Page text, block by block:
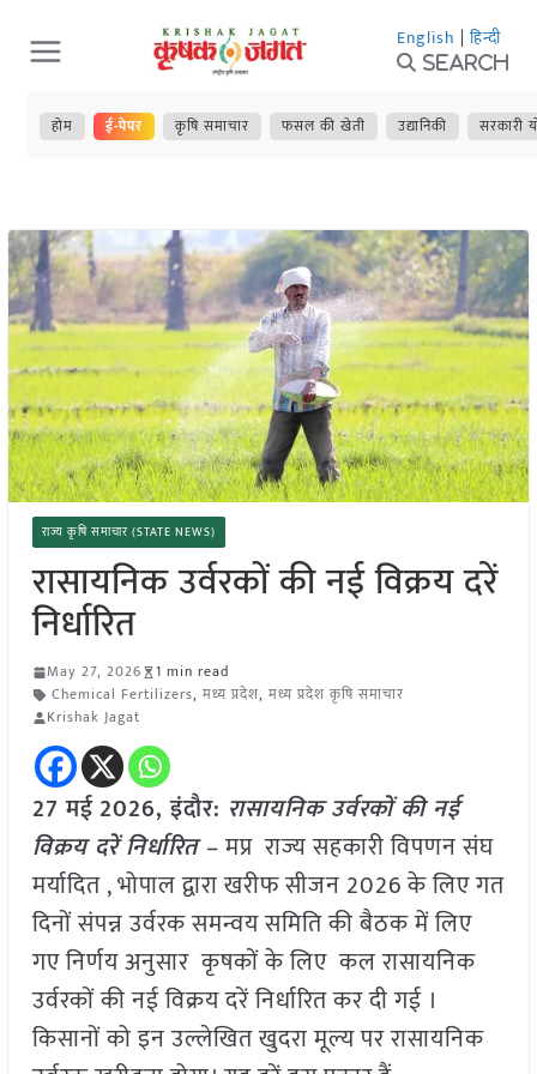
Skip
to
content
English | हिन्दी
Search
होम ई-पेपर कृषि समाचार फसल की खेती उद्यानिकी सरकारी
राज्य कृषि समाचार (STATE NEWS)
रासायनिक उर्वरकों की नई विक्रय दरें
निर्धारित
May 27, 2026
1 min read
Chemical Fertilizers, मध्य प्रदेश, मध्य प्रदेश कृषि समाचार
Krishak Jagat
27 मई2026,इंदौर: रासायनिक उर्वरकों की नई
विक्रय दरें निर्धारित –मप्र राज्य सहकारी विपणन संघ
मर्यादित , भोपाल द्वारा खरीफ सीजन 2026 के लिए गत
दिनों संपन्न उर्वरक समन्वय समिति की बैठक में लिए
गए निर्णय अनुसार कृषकों के लिए कल रासायनिक
उर्वरकों की नई विक्रय दरें निर्धारित कर दी गई ।
किसानों को इन उल्लेखित खुदरा मूल्य पर रासायनिक